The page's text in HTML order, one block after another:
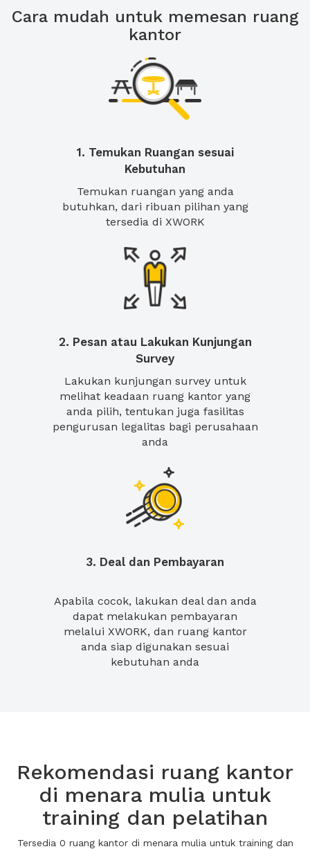
Cara mudah untuk memesan ruang
kantor
1. Temukan Ruangan sesuai
Kebutuhan
Temukan ruangan yang anda
butuhkan, dari ribuan pilihan yang
tersedia di XWORK
2. Pesan atau Lakukan Kunjungan
Survey
Lakukan kunjungan survey untuk
melihat keadaan ruang kantor yang
anda pilih, tentukan juga fasilitas
pengurusan legalitas bagi perusahaan
anda
3. Deal dan Pembayaran
Apabila cocok, lakukan deal dan anda
dapat melakukan pembayaran
melalui XWORK, dan ruang kantor
anda siap digunakan sesuai
kebutuhan anda
Rekomendasi ruang kantor
di menara mulia untuk
training dan pelatihan
Tersedia 0 ruang kantor di menara mulia untuk training dan